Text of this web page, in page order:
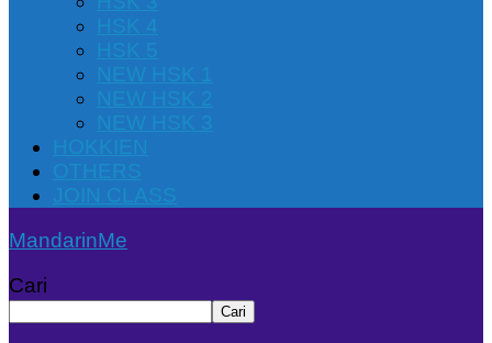
HSK 4
HSK 5
NEW HSK 1
NEW HSK 2
NEW HSK 3
HOKKIEN
OTHERS
JOIN CLASS
MandarinMe
Cari
Cari